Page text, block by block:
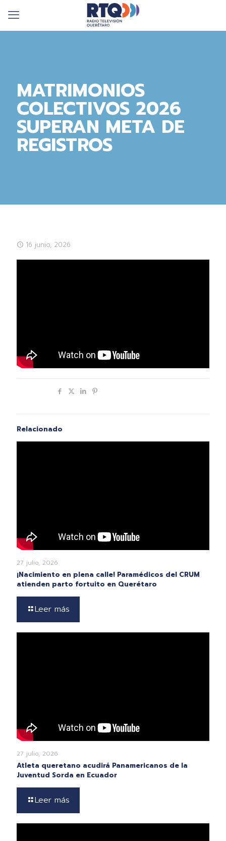
MATRIMONIOS
COLECTIVOS 2026
SUPERAN META DE
REGISTROS
16 junio, 2026
Relacionado
27 julio, 2026
¡Nacimiento en plena calle! Paramédicos del CRUM
atienden parto fortuito en Querétaro
Leer más
27 julio, 2026
Atleta queretano acudirá Panamericanos de la
Juventud Sorda en Ecuador
Leer más